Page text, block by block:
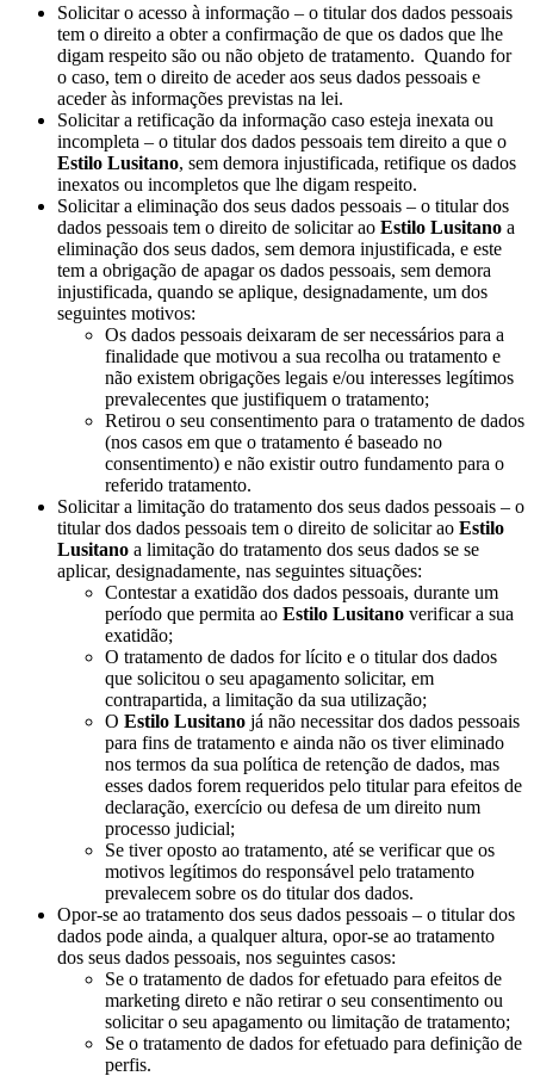
Solicitar o acesso à informação – o titular dos dados pessoais
tem o direito a obter a confirmação de que os dados que lhe
digam respeito são ou não objeto de tratamento. Quando for
o caso, tem o direito de aceder aos seus dados pessoais e
aceder às informações previstas na lei.
Solicitar a retificação da informação caso esteja inexata ou
incompleta – o titular dos dados pessoais tem direito a que o
Estilo Lusitano, sem demora injustificada, retifique os dados
inexatos ou incompletos que lhe digam respeito.
Solicitar a eliminação dos seus dados pessoais – o titular dos
dados pessoais tem o direito de solicitar ao Estilo Lusitano a
eliminação dos seus dados, sem demora injustificada, e este
tem a obrigação de apagar os dados pessoais, sem demora
injustificada, quando se aplique, designadamente, um dos
seguintes motivos:
Os dados pessoais deixaram de ser necessários para a
finalidade que motivou a sua recolha ou tratamento e
não existem obrigações legais e/ou interesses legítimos
prevalecentes que justifiquem o tratamento;
Retirou o seu consentimento para o tratamento de dados
(nos casos em que o tratamento é baseado no
consentimento) e não existir outro fundamento para o
referido tratamento.
Solicitar a limitação do tratamento dos seus dados pessoais – o
titular dos dados pessoais tem o direito de solicitar ao Estilo
Lusitano a limitação do tratamento dos seus dados se se
aplicar, designadamente, nas seguintes situações:
Contestar a exatidão dos dados pessoais, durante um
período que permita ao Estilo Lusitano verificar a sua
exatidão;
O tratamento de dados for lícito e o titular dos dados
que solicitou o seu apagamento solicitar, em
contrapartida, a limitação da sua utilização;
O Estilo Lusitano já não necessitar dos dados pessoais
para fins de tratamento e ainda não os tiver eliminado
nos termos da sua política de retenção de dados, mas
esses dados forem requeridos pelo titular para efeitos de
declaração, exercício ou defesa de um direito num
processo judicial;
Se tiver oposto ao tratamento, até se verificar que os
motivos legítimos do responsável pelo tratamento
prevalecem sobre os do titular dos dados.
Opor-se ao tratamento dos seus dados pessoais – o titular dos
dados pode ainda, a qualquer altura, opor-se ao tratamento
dos seus dados pessoais, nos seguintes casos:
Se o tratamento de dados for efetuado para efeitos de
marketing direto e não retirar o seu consentimento ou
solicitar o seu apagamento ou limitação de tratamento;
Se o tratamento de dados for efetuado para definição de
perfis.